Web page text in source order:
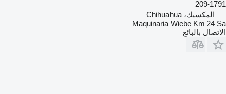
209-1791
المكسيك، Chihuahua
Maquinaria Wiebe Km 24 Sa
الاتصال بالبائع